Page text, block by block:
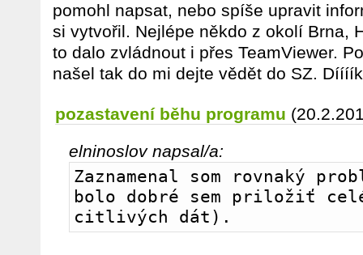
pomohl napsat, nebo spíše upravit
si vytvořil. Nejlépe někdo z okolí Brna,
to dalo zvládnout i přes TeamViewer.
našel tak do mi dejte vědět do SZ.
pozastavení běhu programu
elninoslov napsal/a:
Zaznamenal som rovnaký
bolo dobré sem priložiť
citlivých dát).